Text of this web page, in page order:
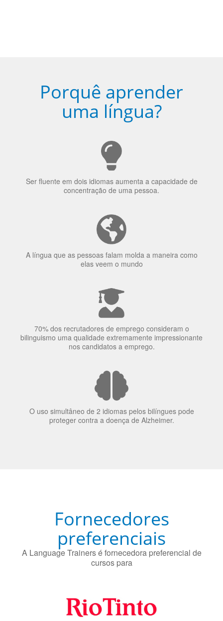
uma língua?
Ser fluente em dois idiomas aumenta a capacidade de
concentração de uma pessoa.
A língua que as pessoas falam molda a maneira como
elas veem o mundo
70% dos recrutadores de emprego consideram o
bilinguismo uma qualidade extremamente impressionante
O uso simultâneo de 2 idiomas pelos bilíngues pode
proteger contra a doença de Alzheimer.
preferenciais
A Language Trainers é fornecedora preferencial de
cursos para